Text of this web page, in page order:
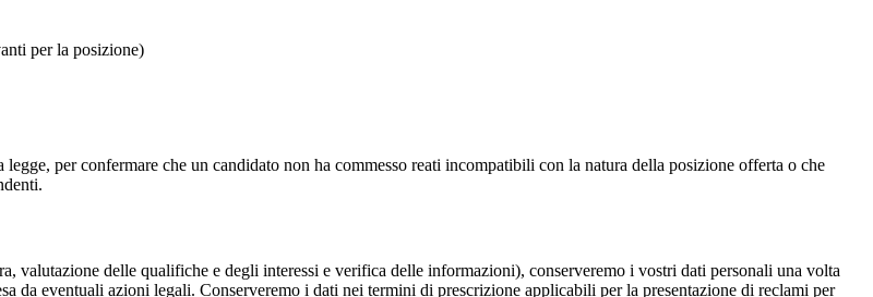
per la posizione)
per confermare che un candidato non ha commesso reati incompatibili con la natura della posizione offerta o che
valutazione delle qualifiche e degli interessi e verifica delle informazioni), conserveremo i vostri dati personali una volta
da eventuali azioni legali. Conserveremo i dati nei termini di prescrizione applicabili per la presentazione di reclami per